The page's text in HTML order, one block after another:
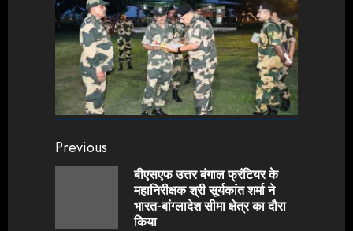
Continue
Reading
Previous
बीएसएफ उत्तर बंगाल फ्रंटियर के
महानिरीक्षक श्री सूर्यकांत शर्मा ने
भारत-बांग्लादेश सीमा क्षेत्र का दौरा
किया